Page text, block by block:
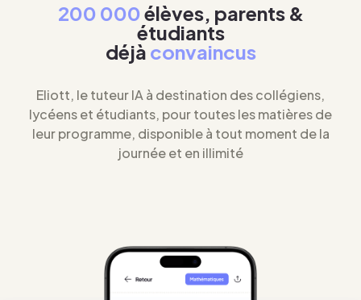
200 000élèves, parents &
étudiants
déjà convaincus
Eliott, le tuteur IA à destination des collégiens,
lycéens et étudiants, pour toutes les matières de
leur programme, disponible à tout moment de la
journée et en illimité